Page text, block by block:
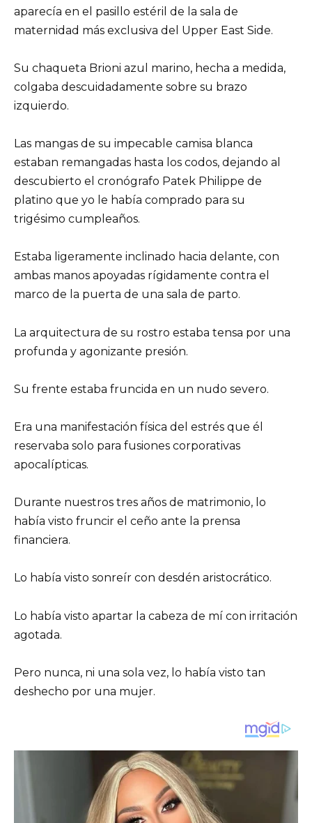
aparecía en el pasillo estéril de la sala de
maternidad más exclusiva del Upper East Side.
Su chaqueta Brioni azul marino, hecha a medida,
colgaba descuidadamente sobre su brazo
izquierdo.
Las mangas de su impecable camisa blanca
estaban remangadas hasta los codos, dejando al
descubierto el cronógrafo Patek Philippe de
platino que yo le había comprado para su
trigésimo cumpleaños.
Estaba ligeramente inclinado hacia delante, con
ambas manos apoyadas rígidamente contra el
marco de la puerta de una sala de parto.
La arquitectura de su rostro estaba tensa por una
profunda y agonizante presión.
Su frente estaba fruncida en un nudo severo.
Era una manifestación física del estrés que él
reservaba solo para fusiones corporativas
apocalípticas.
Durante nuestros tres años de matrimonio, lo
había visto fruncir el ceño ante la prensa
financiera.
Lo había visto sonreír con desdén aristocrático.
Lo había visto apartar la cabeza de mí con irritación
agotada.
Pero nunca, ni una sola vez, lo había visto tan
deshecho por una mujer.